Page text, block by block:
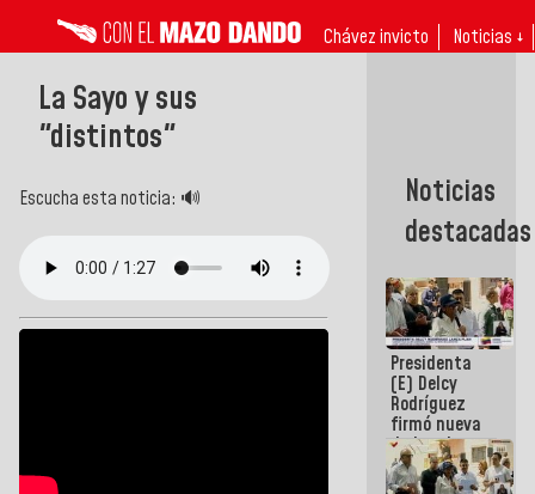
Chávez invicto Noticias ↓
La Sayo y sus
"distintos"
Escucha esta noticia: 🔊
Noticias
destacadas
Presidenta
(E) Delcy
Rodríguez
firmó nueva
de Ley de
Arrendamiento
aprobada